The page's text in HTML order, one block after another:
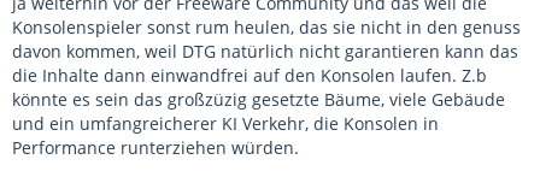
Konsolenspieler sonst rum heulen, das sie nicht in den genuss
davon kommen, weil DTG natürlich nicht garantieren kann das
die Inhalte dann einwandfrei auf den Konsolen laufen. Z.b
könnte es sein das großzüzig gesetzte Bäume, viele Gebäude
und ein umfangreicherer KI Verkehr, die Konsolen in
Performance runterziehen würden.